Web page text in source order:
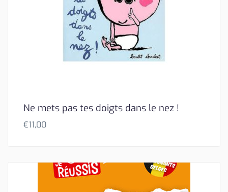
Ne mets pas tes doigts dans le nez !
€11,00